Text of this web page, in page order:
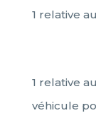
1 relative
1 relative
véhicule